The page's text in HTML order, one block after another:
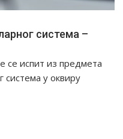
система –
се испит из предмета
система у оквиру